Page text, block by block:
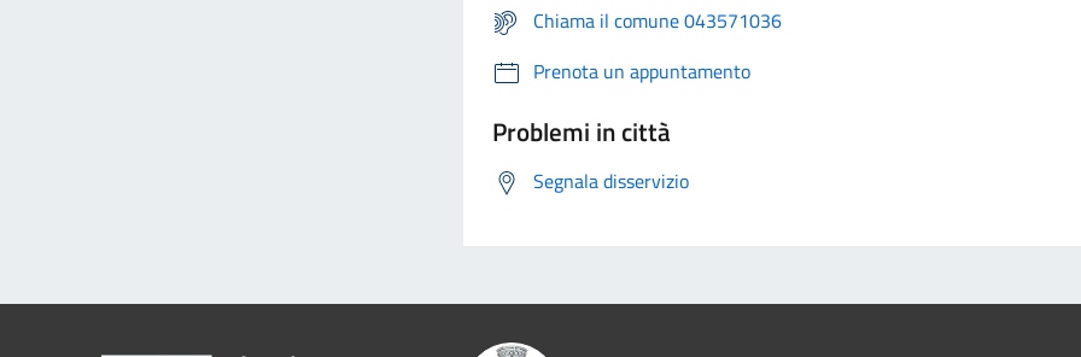
Chiama il comune 043571036
Prenota un appuntamento
Problemi in città
Segnala disservizio